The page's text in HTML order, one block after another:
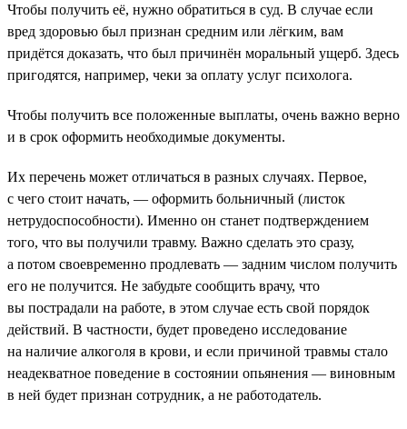
Чтобы получить её, нужно обратиться в суд. В случае если
вред здоровью был признан средним или лёгким, вам
придётся доказать, что был причинён моральный ущерб. Здесь
пригодятся, например, чеки за оплату услуг психолога.
Чтобы получить все положенные выплаты, очень важно верно
и в срок оформить необходимые документы.
Их перечень может отличаться в разных случаях. Первое,
с чего стоит начать, — оформить больничный (листок
нетрудоспособности). Именно он станет подтверждением
того, что вы получили травму. Важно сделать это сразу,
а потом своевременно продлевать — задним числом получить
его не получится. Не забудьте сообщить врачу, что
вы пострадали на работе, в этом случае есть свой порядок
действий. В частности, будет проведено исследование
на наличие алкоголя в крови, и если причиной травмы стало
неадекватное поведение в состоянии опьянения — виновным
в ней будет признан сотрудник, а не работодатель.